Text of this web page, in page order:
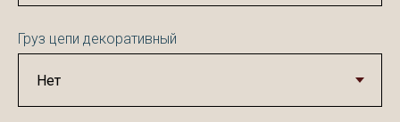
Груз цепи декоративный